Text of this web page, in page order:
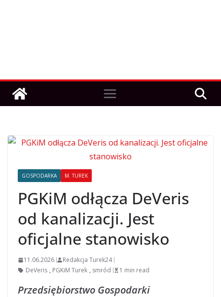
GOSPODARKA M. TUREK
PGKiM odłącza DeVeris
od kanalizacji. Jest
oficjalne stanowisko
11.06.2026
Redakcja Turek24
DeVeris , PGKiM Turek , smród 1 min read
Przedsiębiorstwo Gospodarki